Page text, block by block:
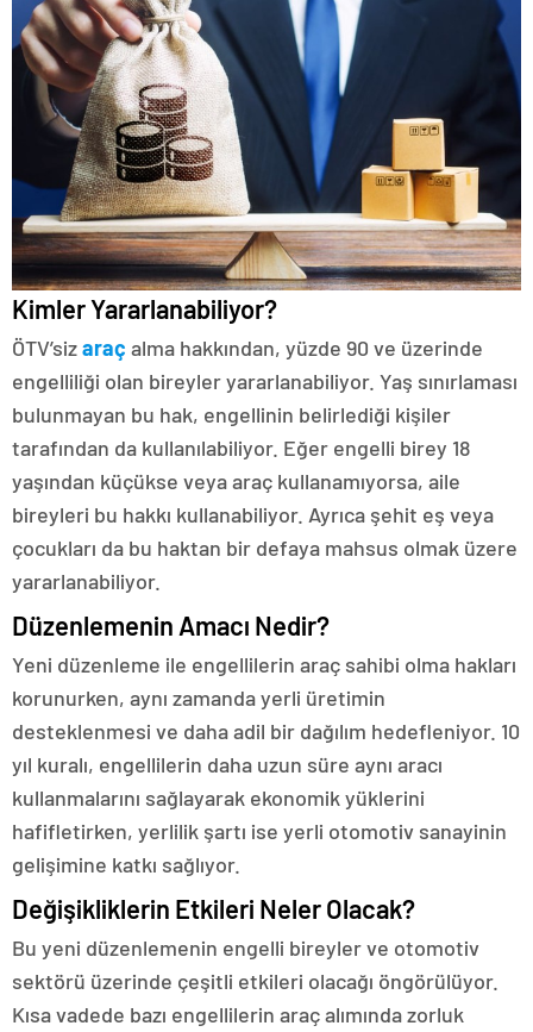
Kimler Yararlanabiliyor?
ÖTV’sizaraç alma hakkından, yüzde 90 ve üzerinde
engelliliği olan bireyler yararlanabiliyor. Yaş sınırlaması
bulunmayan bu hak, engellinin belirlediği kişiler
tarafından da kullanılabiliyor. Eğer engelli birey 18
yaşından küçükse veya araç kullanamıyorsa, aile
bireyleri bu hakkı kullanabiliyor. Ayrıca şehit eş veya
çocukları da bu haktan bir defaya mahsus olmak üzere
yararlanabiliyor.
Düzenlemenin Amacı Nedir?
Yeni düzenleme ile engellilerin araç sahibi olma hakları
korunurken, aynı zamanda yerli üretimin
desteklenmesi ve daha adil bir dağılım hedefleniyor. 10
yıl kuralı, engellilerin daha uzun süre aynı aracı
kullanmalarını sağlayarak ekonomik yüklerini
hafifletirken, yerlilik şartı ise yerli otomotiv sanayinin
gelişimine katkı sağlıyor.
Değişikliklerin Etkileri Neler Olacak?
Bu yeni düzenlemenin engelli bireyler ve otomotiv
sektörü üzerinde çeşitli etkileri olacağı öngörülüyor.
Kısa vadede bazı engellilerin araç alımında zorluk